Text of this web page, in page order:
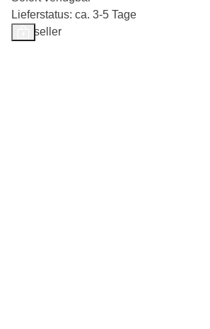
Lieferstatus: ca. 3-5 Tage
Bestseller